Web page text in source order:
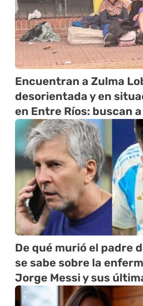
Encuentran a Zulma
desorientada y en
en Entre Ríos: buscan
De qué murió el padre
se sabe sobre la
Jorge Messi y sus